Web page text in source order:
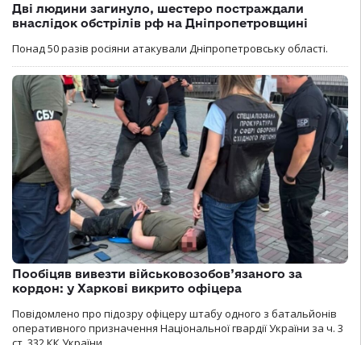
Дві людини загинуло, шестеро постраждали
внаслідок обстрілів рф на Дніпропетровщині
Понад 50 разів росіяни атакували Дніпропетровську області.
Пообіцяв вивезти військовозобов’язаного за
кордон: у Харкові викрито офіцера
Повідомлено про підозру офіцеру штабу одного з батальйонів
оперативного призначення Національної гвардії України за ч. 3